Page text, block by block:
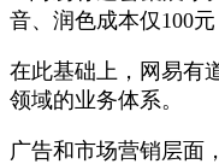
在此基础上，网易有
领域的业务体系。
广告和市场营销层面